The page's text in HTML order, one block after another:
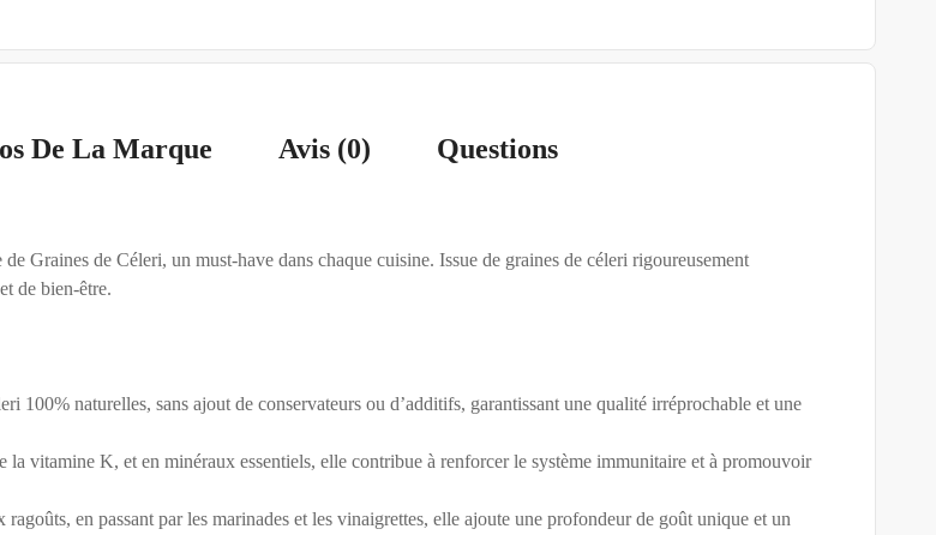
De La Marque Avis (0) Questions
Graines de Céleri, un must-have dans chaque cuisine. Issue de graines de céleri rigoureusement
de bien-être.
100% naturelles, sans ajout de conservateurs ou d’additifs, garantissant une qualité irréprochable et une
vitamine K, et en minéraux essentiels, elle contribue à renforcer le système immunitaire et à promouvoir
en passant par les marinades et les vinaigrettes, elle ajoute une profondeur de goût unique et un